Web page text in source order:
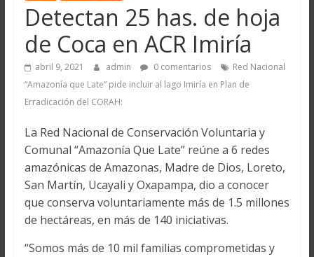
Detectan 25 has. de hoja
de Coca en ACR Imiría
abril 9, 2021 admin 0 comentarios
Red Nacional
“Amazonía que Late” pide incluir al lago Imiría en Plan de
Erradicación del CORAH:
La Red Nacional de Conservación Voluntaria y
Comunal “Amazonía Que Late” reúne a 6 redes
amazónicas de Amazonas, Madre de Dios, Loreto,
San Martín, Ucayali y Oxapampa, dio a conocer
que conserva voluntariamente más de 1.5 millones
de hectáreas, en más de 140 iniciativas.
“Somos más de 10 mil familias comprometidas y